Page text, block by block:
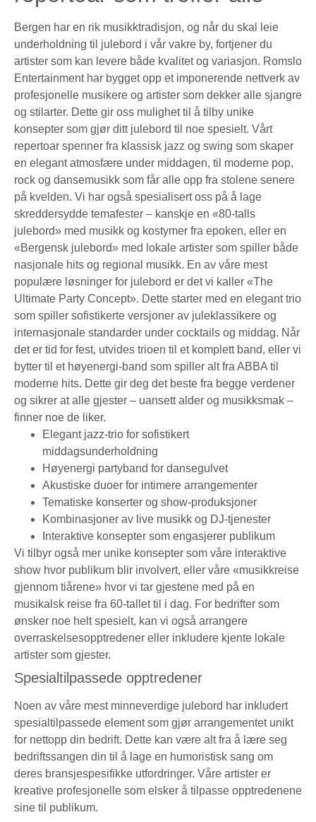
Bergen har en rik musikktradisjon, og når du skal leie
underholdning til julebord i vår vakre by, fortjener du
artister som kan levere både kvalitet og variasjon. Romslo
Entertainment har bygget opp et imponerende nettverk av
profesjonelle musikere og artister som dekker alle sjangre
og stilarter. Dette gir oss mulighet til å tilby unike
konsepter som gjør ditt julebord til noe spesielt. Vårt
repertoar spenner fra klassisk jazz og swing som skaper
en elegant atmosfære under middagen, til moderne pop,
rock og dansemusikk som får alle opp fra stolene senere
på kvelden. Vi har også spesialisert oss på å lage
skreddersydde temafester – kanskje en «80-talls
julebord» med musikk og kostymer fra epoken, eller en
«Bergensk julebord» med lokale artister som spiller både
nasjonale hits og regional musikk. En av våre mest
populære løsninger for julebord er det vi kaller «The
Ultimate Party Concept». Dette starter med en elegant trio
som spiller sofistikerte versjoner av juleklassikere og
internasjonale standarder under cocktails og middag. Når
det er tid for fest, utvides trioen til et komplett band, eller vi
bytter til et høyenergi-band som spiller alt fra ABBA til
moderne hits. Dette gir deg det beste fra begge verdener
og sikrer at alle gjester – uansett alder og musikksmak –
finner noe de liker.
Elegant jazz-trio for sofistikert
middagsunderholdning
Høyenergi partyband for dansegulvet
Akustiske duoer for intimere arrangementer
Tematiske konserter og show-produksjoner
Kombinasjoner av live musikk og DJ-tjenester
Interaktive konsepter som engasjerer publikum
Vi tilbyr også mer unike konsepter som våre interaktive
show hvor publikum blir involvert, eller våre «musikkreise
gjennom tiårene» hvor vi tar gjestene med på en
musikalsk reise fra 60-tallet til i dag. For bedrifter som
ønsker noe helt spesielt, kan vi også arrangere
overraskelsesopptredener eller inkludere kjente lokale
artister som gjester.
Spesialtilpassede opptredener
Noen av våre mest minneverdige julebord har inkludert
spesialtilpassede element som gjør arrangementet unikt
for nettopp din bedrift. Dette kan være alt fra å lære seg
bedriftssangen din til å lage en humoristisk sang om
deres bransjespesifikke utfordringer. Våre artister er
kreative profesjonelle som elsker å tilpasse opptredenene
sine til publikum.